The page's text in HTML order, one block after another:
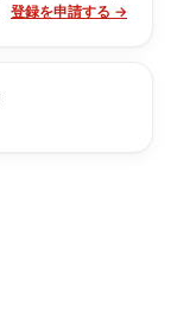
登録を申請する →